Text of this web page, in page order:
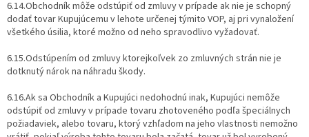
6.14.Obchodník môže odstúpiť od zmluvy v prípade ak nie je schopný
dodať tovar Kupujúcemu v lehote určenej týmito VOP, aj pri vynaložení
všetkého úsilia, ktoré možno od neho spravodlivo vyžadovať.
6.15.Odstúpením od zmluvy ktorejkoľvek zo zmluvných strán nie je
dotknutý nárok na náhradu škody.
6.16.Ak sa Obchodník a Kupujúci nedohodnú inak, Kupujúci nemôže
odstúpiť od zmluvy v prípade tovaru zhotoveného podľa špeciálnych
požiadaviek, alebo tovaru, ktorý vzhľadom na jeho vlastnosti nemožno